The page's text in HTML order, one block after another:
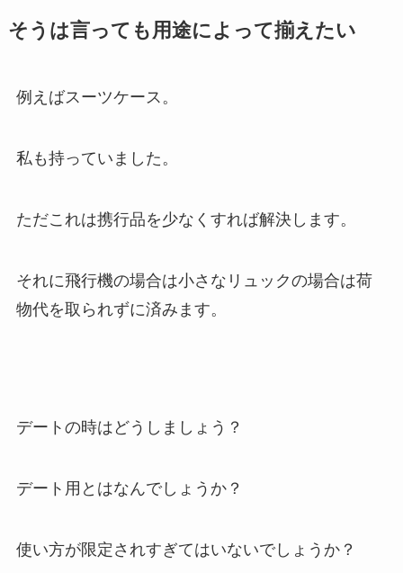
そうは言っても用途によって揃えたい
例えばスーツケース。
私も持っていました。
ただこれは携行品を少なくすれば解決します。
それに飛行機の場合は小さなリュックの場合は荷
物代を取られずに済みます。
デートの時はどうしましょう？
デート用とはなんでしょうか？
使い方が限定されすぎてはいないでしょうか？